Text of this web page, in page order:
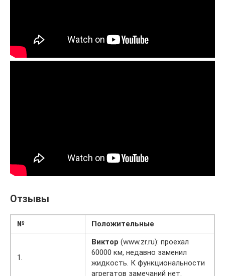
Отзывы
№ Положительные
1.
Виктор (www.zr.ru): проехал
60000 км, недавно заменил
жидкость. К функциональности
агрегатов замечаний нет.